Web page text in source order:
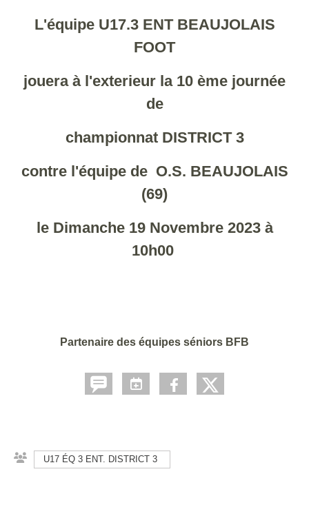
L'équipe U17.3 ENT BEAUJOLAIS
FOOT
jouera à l'exterieur la 10 ème journée
de
championnat DISTRICT 3
contre l'équipe de O.S. BEAUJOLAIS
(69)
le Dimanche 19 Novembre 2023 à
10h00
Partenaire des équipes séniors BFB
U17 ÉQ 3 ENT. DISTRICT 3